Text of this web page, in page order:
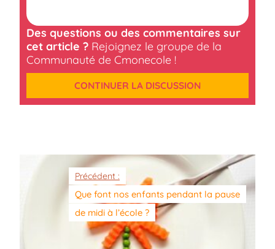
Des questions ou des commentaires sur
cet article ?Rejoignez le groupe de la
Communauté de Cmonecole !
CONTINUER LA DISCUSSION
Précédent :
Que font nos enfants pendant la pause
de midi à l’école ?